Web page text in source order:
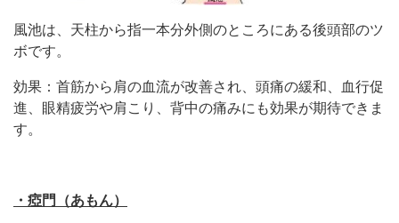
風池は、天柱から指一本分外側のところにある後頭部のツ
ボです。
効果：首筋から肩の血流が改善され、頭痛の緩和、血行促
進、眼精疲労や肩こり、背中の痛みにも効果が期待できま
す。
・瘂門（あもん）